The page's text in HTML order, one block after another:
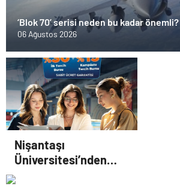
‘Blok 70’ serisi neden bu kadar önemli? F-16’larla ilgili
merak edilenleri anlattı!
06 Ağustos 2026
Nişantaşı
Üniversitesi’nden
2026 YKS Adaylarına